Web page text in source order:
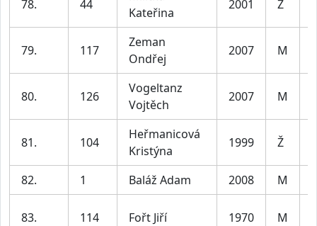
78. 44
Kateřina
2001 Ž
79. 117
Zeman
Ondřej
2007 M
80. 126
Vogeltanz
Vojtěch
2007 M
81. 104
Heřmanicová
Kristýna
1999 Ž
82.
1 Baláž Adam 2008 M
83. 114 Fořt Jiří 1970 M